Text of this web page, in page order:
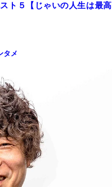
ト５【じゃいの人生は最高
タメ